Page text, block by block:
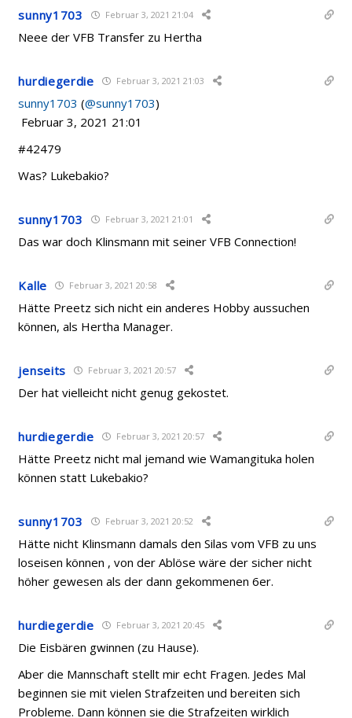
sunny1703 Februar 3, 2021 21:04
Neee der VFB Transfer zu Hertha
hurdiegerdie Februar 3, 2021 21:03
sunny1703 (@sunny1703)
Februar 3, 2021 21:01
#42479
Was? Lukebakio?
sunny1703 Februar 3, 2021 21:01
Das war doch Klinsmann mit seiner VFB Connection!
Kalle Februar 3, 2021 20:58
Hätte Preetz sich nicht ein anderes Hobby aussuchen
können, als Hertha Manager.
jenseits Februar 3, 2021 20:57
Der hat vielleicht nicht genug gekostet.
hurdiegerdie Februar 3, 2021 20:57
Hätte Preetz nicht mal jemand wie Wamangitukaholen
können statt Lukebakio?
sunny1703 Februar 3, 2021 20:52
Hätte nicht Klinsmann damals den Silas vom VFB zu uns
loseisen können , von der Ablöse wäre der sicher nicht
höher gewesen als der dann gekommenen 6er.
hurdiegerdie Februar 3, 2021 20:45
Die Eisbären gwinnen (zu Hause).
Aber die Mannschaft stellt mir echt Fragen. Jedes Mal
beginnen sie mit vielen Strafzeiten und bereiten sich
Probleme. Dann können sie die Strafzeiten wirklich